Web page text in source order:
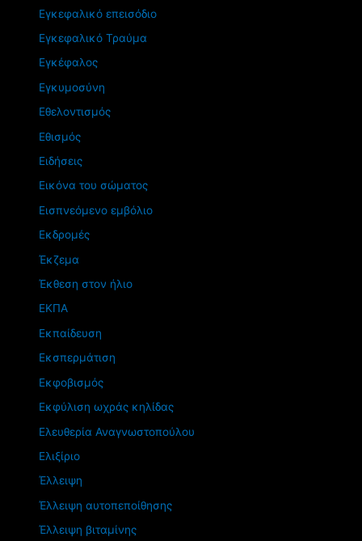
Εγκεφαλικό επεισόδιο
Εγκεφαλικό Τραύμα
Εγκέφαλος
Εγκυμοσύνη
Εθελοντισμός
Εθισμός
Ειδήσεις
Εικόνα του σώματος
Εισπνεόμενο εμβόλιο
Εκδρομές
Έκζεμα
Έκθεση στον ήλιο
ΕΚΠΑ
Εκπαίδευση
Εκσπερμάτιση
Εκφοβισμός
Εκφύλιση ωχράς κηλίδας
Ελευθερία Αναγνωστοπούλου
Ελιξίριο
Έλλειψη
Έλλειψη αυτοπεποίθησης
Έλλειψη βιταμίνης